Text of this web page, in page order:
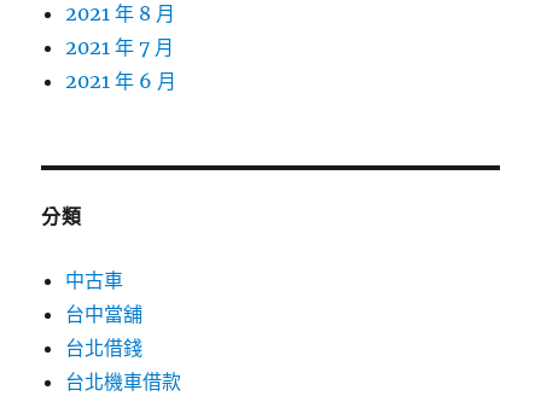
2021 年 8 月
2021 年 7 月
2021 年 6 月
分類
中古車
台中當舖
台北借錢
台北機車借款